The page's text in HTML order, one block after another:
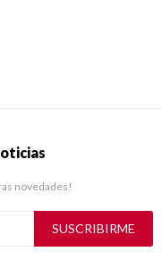
novedades!
SUSCRIBIRME